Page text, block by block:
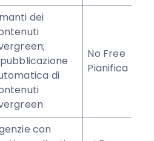
dei
di
No Free
Pianifica
con